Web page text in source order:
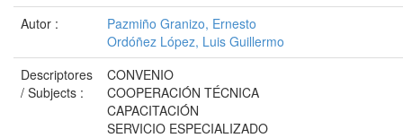
Autor :
Pazmiño Granizo, Ernesto
Ordóñez López, Luis Guillermo
Descriptores
/ Subjects :
CONVENIO
COOPERACIÓN TÉCNICA
CAPACITACIÓN
SERVICIO ESPECIALIZADO